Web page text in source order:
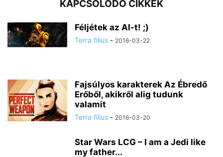
KAPCSOLÓDÓ CIKKEK
Féljétek az AI-t! ;)
Terra filius - 2016-03-22
Fajsúlyos karakterek Az Ébredő
Erőből, akikről alig tudunk
valamit
Terra filius - 2016-03-20
Star Wars LCG – I am a Jedi like
my father...